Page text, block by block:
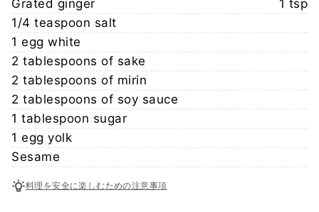
Grated ginger
1 tsp
1/4 teaspoon salt
1 egg white
2 tablespoons of sake
2 tablespoons of mirin
2 tablespoons of soy sauce
1 tablespoon sugar
1 egg yolk
Sesame
料理を安全に楽しむための注意事項